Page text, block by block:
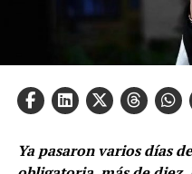
Ya pasaron varios días